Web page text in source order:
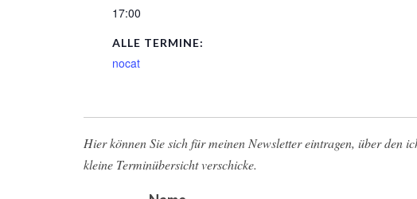
17:00
ALLE TERMINE:
nocat
Hier können Sie sich für meinen Newsletter eintragen, über den
kleine Terminübersicht verschicke.